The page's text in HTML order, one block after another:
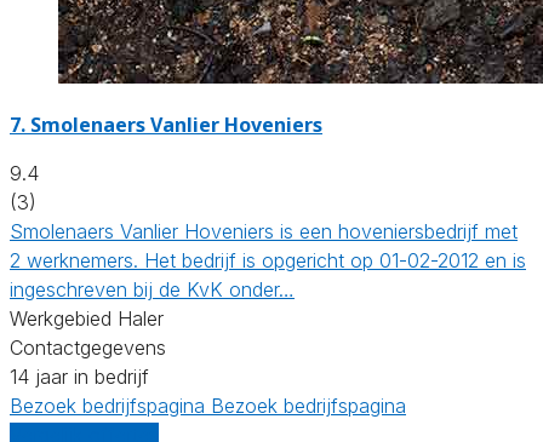
7. Smolenaers Vanlier Hoveniers
9.4
(3)
Smolenaers Vanlier Hoveniers is een hoveniersbedrijf met
2 werknemers. Het bedrijf is opgericht op 01-02-2012 en is
ingeschreven bij de KvK onder…
Werkgebied Haler
Contactgegevens
14 jaar in bedrijf
Bezoek bedrijfspagina Bezoek bedrijfspagina